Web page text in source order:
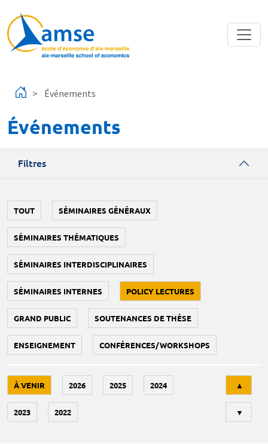
Événements
Événements
Filtres
TOUT SÉMINAIRES GÉNÉRAUX
SÉMINAIRES THÉMATIQUES
SÉMINAIRES INTERDISCIPLINAIRES
SÉMINAIRES INTERNES POLICY LECTURES
GRAND PUBLIC SOUTENANCES DE THÈSE
ENSEIGNEMENT CONFÉRENCES/WORKSHOPS
À VENIR 2026 2025 2024
2023 2022
▲
▼